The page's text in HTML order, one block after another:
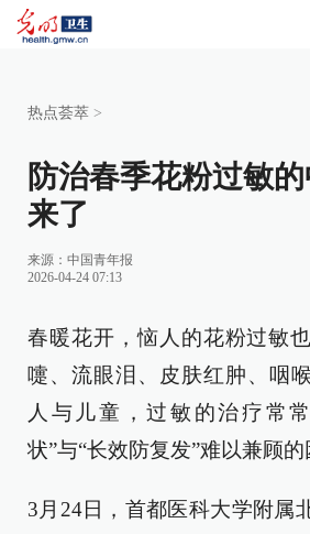
热点荟萃 >
防治春季花粉过敏
来了
来源： 中国青年报
2026-04-24 07:13
春暖花开，恼人的花粉过敏
嚏、流眼泪、皮肤红肿、
人与儿童，过敏的治疗常
状”与“长效防复发”难以兼顾的
3月24日，首都医科大学附属